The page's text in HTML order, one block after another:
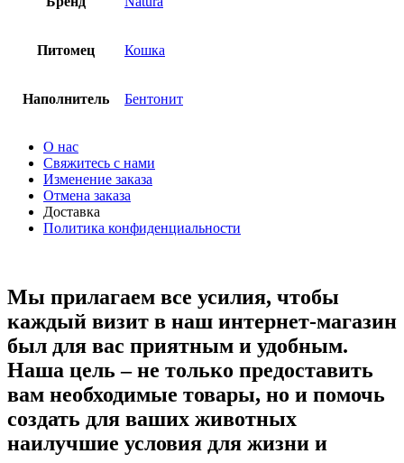
Питомец Кошка
Наполнитель Бентонит
О нас
Свяжитесь с нами
Изменение заказа
Отмена заказа
Доставка
Политика конфиденциальности
Мы прилагаем все усилия, чтобы
каждый визит в наш интернет-магазин
был для вас приятным и удобным.
Наша цель – не только предоставить
вам необходимые товары, но и помочь
создать для ваших животных
наилучшие условия для жизни и